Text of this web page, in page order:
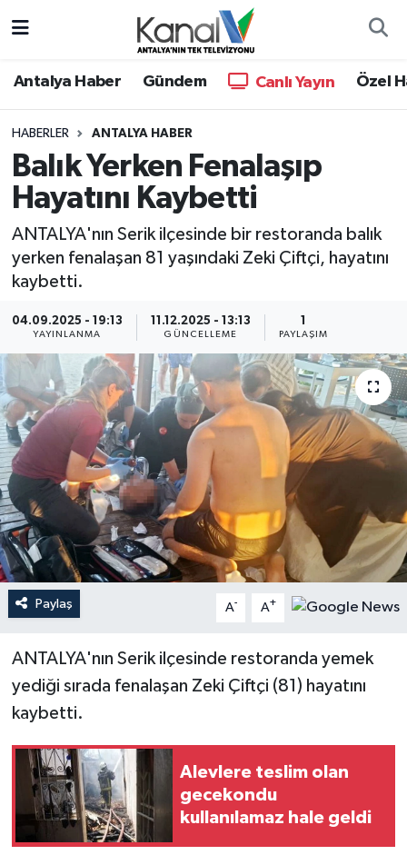
Antalya Haber Gündem Canlı Yayın Özel
HABERLER ANTALYA HABER
Balık Yerken Fenalaşıp
Hayatını Kaybetti
ANTALYA'nın Serik ilçesinde bir restoranda balık
yerken fenalaşan 81 yaşındaki Zeki Çiftçi, hayatını
kaybetti.
04.09.2025 - 19:13
YAYINLANMA
11.12.2025 - 13:13
GÜNCELLEME
1
PAYLAŞIM
Paylaş A- A+
ANTALYA'nın Serik ilçesinde restoranda yemek
yediği sırada fenalaşan Zeki Çiftçi (81) hayatını
kaybetti.
Alevlere teslim olan
gecekondu
kullanılamaz hale geldi
Antalya Haber
Dünya
Eğitim
Ekonomi
Haber Kuşakları
Haberler
KANALV Spor
Kültür Sanat
Magazin
Siyaset
Sosyal medya
Spor
Hava Durumu
Trafik Durumu
Süper Lig Puan Durumu ve Fikstür
Tüm Manşetler